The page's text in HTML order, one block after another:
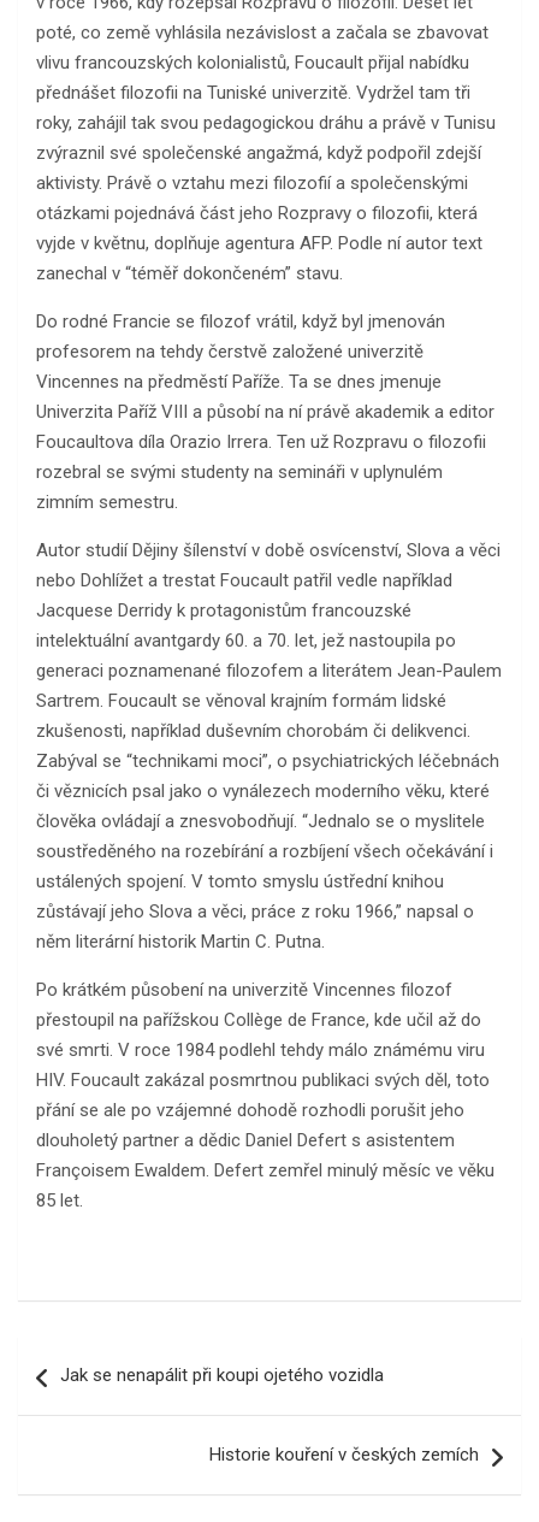
poté, co země vyhlásila nezávislost a začala se zbavovat
vlivu francouzských kolonialistů, Foucault přijal nabídku
přednášet filozofii na Tuniské univerzitě. Vydržel tam tři
roky, zahájil tak svou pedagogickou dráhu a právě v Tunisu
zvýraznil své společenské angažmá, když podpořil zdejší
aktivisty. Právě o vztahu mezi filozofií a společenskými
otázkami pojednává část jeho Rozpravy o filozofii, která
vyjde v květnu, doplňuje agentura AFP. Podle ní autor text
zanechal v “téměř dokončeném” stavu.
Do rodné Francie se filozof vrátil, když byl jmenován
profesorem na tehdy čerstvě založené univerzitě
Vincennes na předměstí Paříže. Ta se dnes jmenuje
Univerzita Paříž VIII a působí na ní právě akademik a editor
Foucaultova díla Orazio Irrera. Ten už Rozpravu o filozofii
rozebral se svými studenty na semináři v uplynulém
zimním semestru.
Autor studií Dějiny šílenství v době osvícenství, Slova a věci
nebo Dohlížet a trestat Foucault patřil vedle například
Jacquese Derridy k protagonistům francouzské
intelektuální avantgardy 60. a 70. let, jež nastoupila po
generaci poznamenané filozofem a literátem Jean-Paulem
Sartrem. Foucault se věnoval krajním formám lidské
zkušenosti, například duševním chorobám či delikvenci.
Zabýval se “technikami moci”, o psychiatrických léčebnách
či věznicích psal jako o vynálezech moderního věku, které
člověka ovládají a znesvobodňují. “Jednalo se o myslitele
soustředěného na rozebírání a rozbíjení všech očekávání i
ustálených spojení. V tomto smyslu ústřední knihou
zůstávají jeho Slova a věci, práce z roku 1966,” napsal o
něm literární historik Martin C. Putna.
Po krátkém působení na univerzitě Vincennes filozof
přestoupil na pařížskou Collège de France, kde učil až do
své smrti. V roce 1984 podlehl tehdy málo známému viru
HIV. Foucault zakázal posmrtnou publikaci svých děl, toto
přání se ale po vzájemné dohodě rozhodli porušit jeho
dlouholetý partner a dědic Daniel Defert s asistentem
Françoisem Ewaldem. Defert zemřel minulý měsíc ve věku
85 let.
proJak se nenapálit při koupi ojetého vozidla
Historie kouření v českých zemích